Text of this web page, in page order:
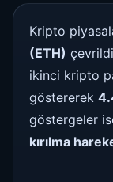
Kripto
(ETH)
ikinci kripto
göstererek
göstergeler
kırılma